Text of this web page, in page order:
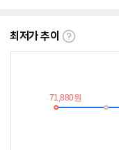
최저가 추이
최
이
란?